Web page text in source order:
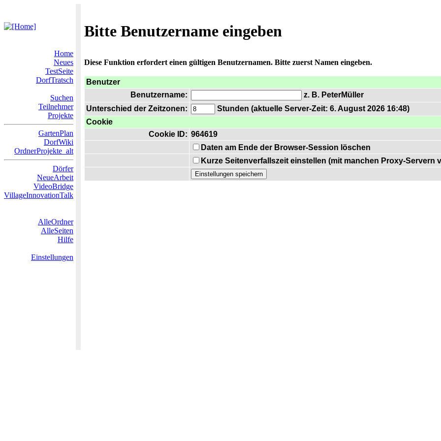
Bitte Benutzername eingeben
Home
Neues
TestSeite
DorfTratsch
Suchen
Teilnehmer
Projekte
GartenPlan
DorfWiki
OrdnerProjekte_alt
Dörfer
NeueArbeit
VideoBridge
VillageInnovationTalk
AlleOrdner
AlleSeiten
Hilfe
Einstellungen
Diese Funktion erfordert einen gültigen Benutzernamen. Bitte zuerst Namen eingeben.
Benutzer
Benutzername:
z. B. PeterMüller
Unterschied der Zeitzonen:
Stunden (aktuelle Server-Zeit: 6. August 2026 16:48)
Cookie
Cookie ID: 964619
Daten am Ende der Browser-Session löschen
Kurze Seitenverfallszeit einstellen (mit manchen Proxy-Servern